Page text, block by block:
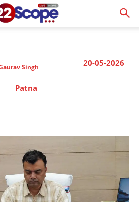
20-05-2026
Singh
Patna